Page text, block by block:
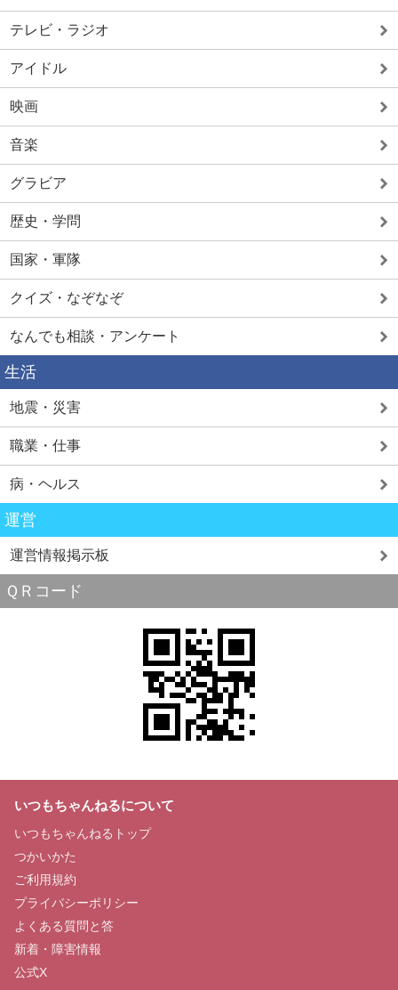
テレビ・ラジオ
アイドル
映画
音楽
グラビア
歴史・学問
国家・軍隊
クイズ・なぞなぞ
なんでも相談・アンケート
生活
地震・災害
職業・仕事
病・ヘルス
運営
運営情報掲示板
ＱＲコード
いつもちゃんねるについて
いつもちゃんねるトップ
つかいかた
ご利用規約
プライバシーポリシー
よくある質問と答
新着・障害情報
公式X